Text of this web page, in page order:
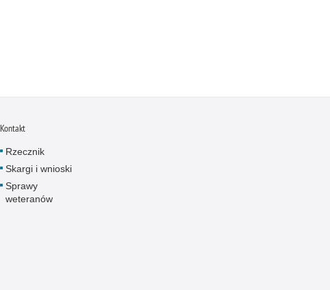
Nietrzeźwi kierujący
Nietrzeźwi opiekunowie
Kontakt
Rzecznik
Skargi i wnioski
Sprawy
weteranów